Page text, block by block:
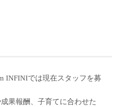
INFINIでは現在スタッフを募
果報酬、子育てに合わせた